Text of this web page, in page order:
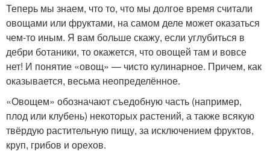
Теперь мы знаем, что то, что мы долгое время считали
овощами или фруктами, на самом деле может оказаться
чем-то иным. Я вам больше скажу, если углубиться в
дебри ботаники, то окажется, что овощей там и вовсе
нет! И понятие «овощ» — чисто кулинарное. Причем, как
оказывается, весьма неопределённое.
«Овощем» обозначают съедобную часть (например,
плод или клубень) некоторых растений, а также всякую
твёрдую растительную пищу, за исключением фруктов,
круп, грибов и орехов.